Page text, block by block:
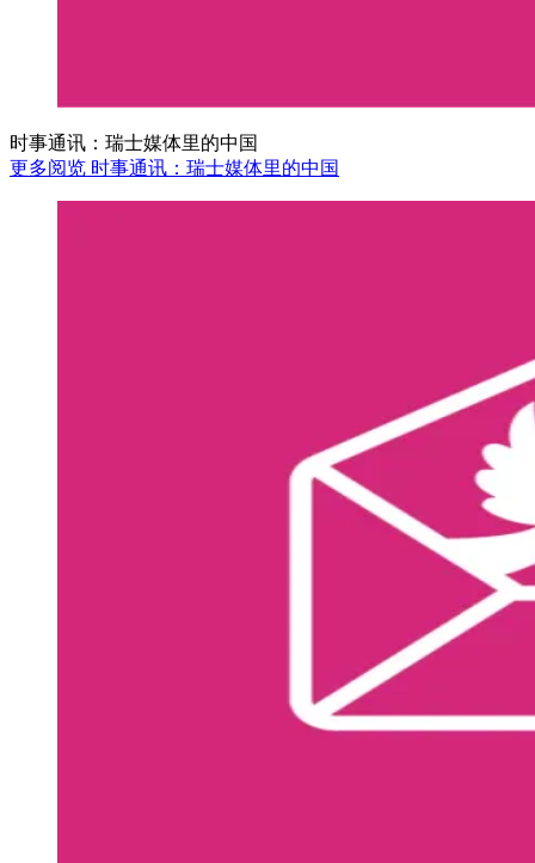
时事通讯：瑞士媒体里的中国
更多阅览 时事通讯：瑞士媒体里的中国